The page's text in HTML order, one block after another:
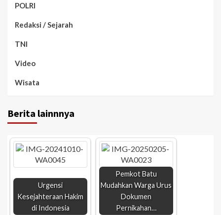
POLRI
Redaksi / Sejarah
TNI
Video
Wisata
Berita lainnnya
Urgensi
Kesejahteraan Hakim
di Indonesia
Pemkot Batu
Mudahkan Warga Urus
Dokumen
Pernikahan…